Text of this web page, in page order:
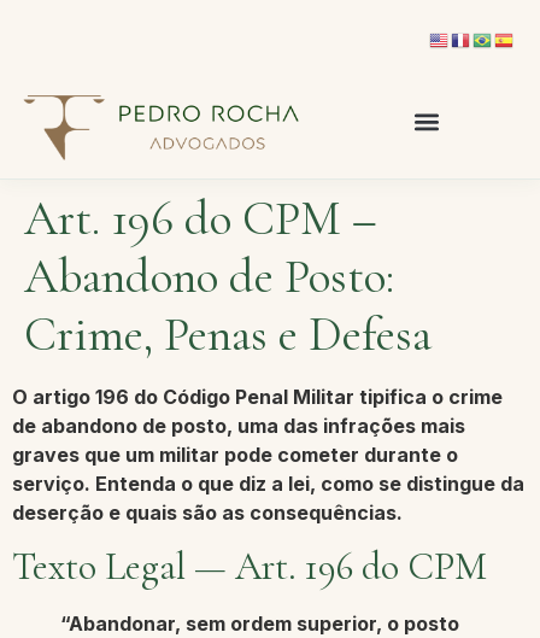
Art. 196 do CPM –
Abandono de Posto:
Crime, Penas e Defesa
O artigo 196 do Código Penal Militar tipifica o crime
de abandono de posto, uma das infrações mais
graves que um militar pode cometer durante o
serviço. Entenda o que diz a lei, como se distingue da
deserção e quais são as consequências.
Texto Legal — Art. 196 do CPM
“Abandonar, sem ordem superior, o posto